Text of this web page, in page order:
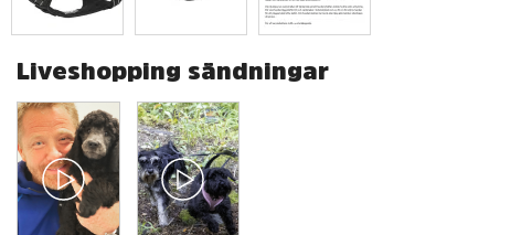
Liveshopping sändningar